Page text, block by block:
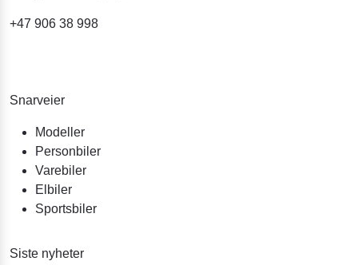
+47 906 38 998
Snarveier
Modeller
Personbiler
Varebiler
Elbiler
Sportsbiler
Siste nyheter